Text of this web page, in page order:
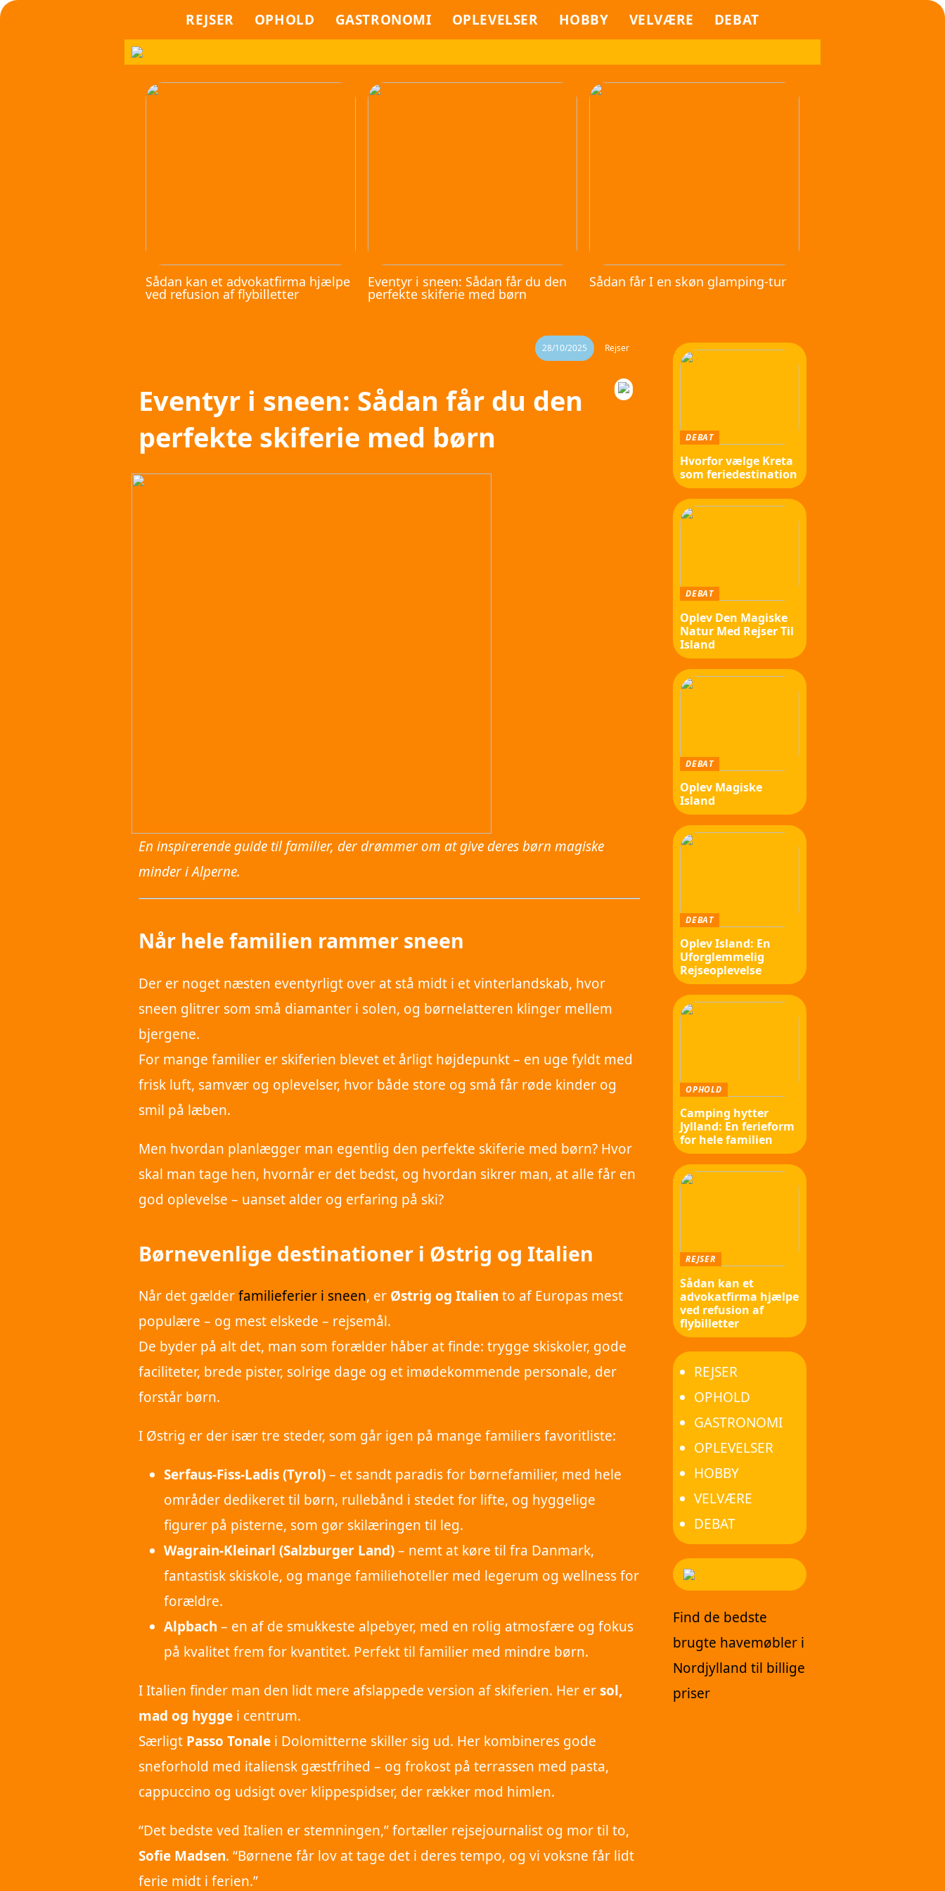
REJSER OPHOLD GASTRONOMI OPLEVELSER HOBBY VELVÆRE DEBAT
Sådan kan et advokatfirma hjælpe
ved refusion af flybilletter
Eventyr i sneen: Sådan får du den
perfekte skiferie med børn
Sådan får I en skøn glamping-tur
28/10/2025 Rejser
Eventyr i sneen: Sådan får du den
perfekte skiferie med børn
En inspirerende guide til familier, der drømmer om at give deres børn magiske
minder i Alperne.
Når hele familien rammer sneen
Der er noget næsten eventyrligt over at stå midt i et vinterlandskab, hvor
sneen glitrer som små diamanter i solen, og børnelatteren klinger mellem
bjergene.
For mange familier er skiferien blevet et årligt højdepunkt – en uge fyldt med
frisk luft, samvær og oplevelser, hvor både store og små får røde kinder og
smil på læben.
Men hvordan planlægger man egentlig den perfekte skiferie med børn? Hvor
skal man tage hen, hvornår er det bedst, og hvordan sikrer man, at alle får en
god oplevelse – uanset alder og erfaring på ski?
Børnevenlige destinationer i Østrig og Italien
Når det gælderfamilieferier i sneen, er Østrig og Italien to af Europas mest
populære – og mest elskede – rejsemål.
De byder på alt det, man som forælder håber at finde: trygge skiskoler, gode
faciliteter, brede pister, solrige dage og et imødekommende personale, der
forstår børn.
I Østrig er der især tre steder, som går igen på mange familiers favoritliste:
Serfaus-Fiss-Ladis (Tyrol)– et sandt paradis for børnefamilier, med hele
områder dedikeret til børn, rullebånd i stedet for lifte, og hyggelige
figurer på pisterne, som gør skilæringen til leg.
Wagrain-Kleinarl (Salzburger Land)– nemt at køre til fra Danmark,
fantastisk skiskole, og mange familiehoteller med legerum og wellness for
forældre.
Alpbach – en af de smukkeste alpebyer, med en rolig atmosfære og fokus
på kvalitet frem for kvantitet. Perfekt til familier med mindre børn.
I Italien finder man den lidt mere afslappede version af skiferien. Her ersol,
mad og hygge i centrum.
Særligt Passo Tonale i Dolomitterne skiller sig ud. Her kombineres gode
sneforhold med italiensk gæstfrihed – og frokost på terrassen med pasta,
cappuccino og udsigt over klippespidser, der rækker mod himlen.
“Det bedste ved Italien er stemningen,” fortæller rejsejournalist og mor til to,
Sofie Madsen. “Børnene får lov at tage det i deres tempo, og vi voksne får lidt
ferie midt i ferien.”
DEBAT
Hvorfor vælge Kreta
som feriedestination
DEBAT
Oplev Den Magiske
Natur Med Rejser Til
Island
DEBAT
Oplev Magiske
Island
DEBAT
Oplev Island: En
Uforglemmelig
Rejseoplevelse
OPHOLD
Camping hytter
Jylland: En ferieform
for hele familien
REJSER
Sådan kan et
advokatfirma hjælpe
ved refusion af
flybilletter
REJSER
OPHOLD
GASTRONOMI
OPLEVELSER
HOBBY
VELVÆRE
DEBAT
Find de bedste
brugte havemøbler i
Nordjylland til billige
priser